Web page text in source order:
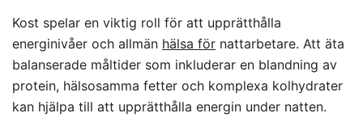
Kost spelar en viktig roll för att upprätthålla
energinivåer och allmän hälsa för nattarbetare. Att äta
balanserade måltider som inkluderar en blandning av
protein, hälsosamma fetter och komplexa kolhydrater
kan hjälpa till att upprätthålla energin under natten.